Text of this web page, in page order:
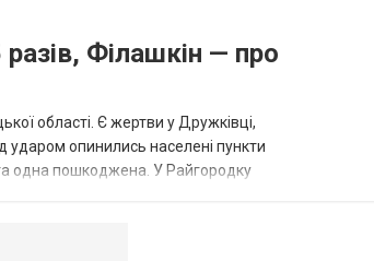
Філашкін — про
області. Є жертви у Дружківці,
ударом опинились населені пункти
одна пошкоджена. У Райгородку